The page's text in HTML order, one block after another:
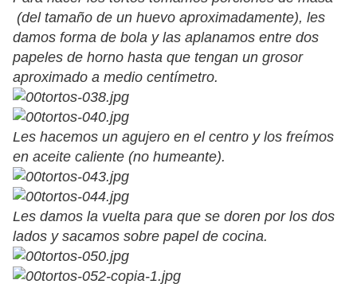
(del tamaño de un huevo aproximadamente), les
damos forma de bola y las aplanamos entre dos
papeles de horno hasta que tengan un grosor
aproximado a medio centímetro.
Les hacemos un agujero en el centro y los freímos
en aceite caliente (no humeante).
Les damos la vuelta para que se doren por los dos
lados y sacamos sobre papel de cocina.